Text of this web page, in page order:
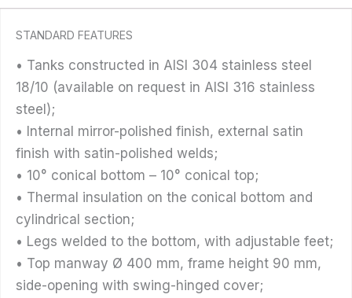
STANDARD FEATURES
• Tanks constructed in AISI 304 stainless steel
18/10 (available on request in AISI 316 stainless
steel);
• Internal mirror-polished finish, external satin
finish with satin-polished welds;
• 10° conical bottom – 10° conical top;
• Thermal insulation on the conical bottom and
cylindrical section;
• Legs welded to the bottom, with adjustable feet;
• Top manway Ø 400 mm, frame height 90 mm,
side-opening with swing-hinged cover;